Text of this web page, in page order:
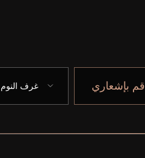
غرف النوم قم بإشعاري